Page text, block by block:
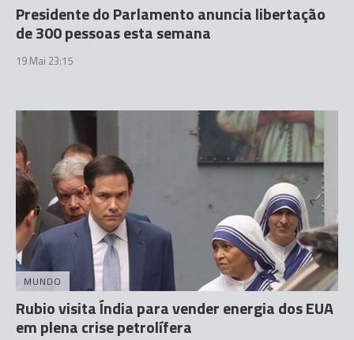
Presidente do Parlamento anuncia libertação
de 300 pessoas esta semana
19 Mai 23:15
MUNDO
Rubio visita Índia para vender energia dos EUA
em plena crise petrolífera